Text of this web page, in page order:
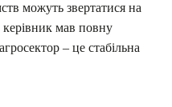
можуть звертатися на
мав повну
– це стабільна